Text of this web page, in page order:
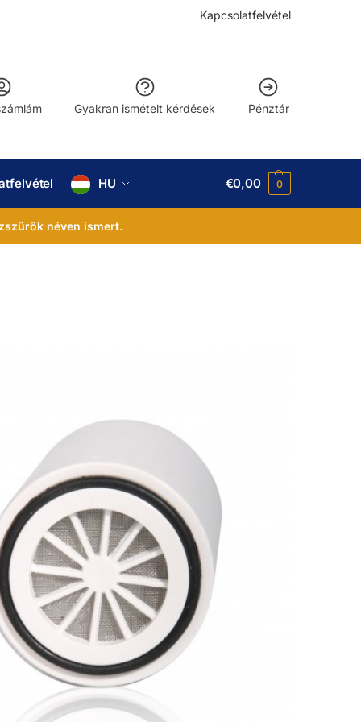
Kapcsolatfelvétel
Gyakran ismételt kérdések Pénztár
HU €0,00 0
néven ismert.